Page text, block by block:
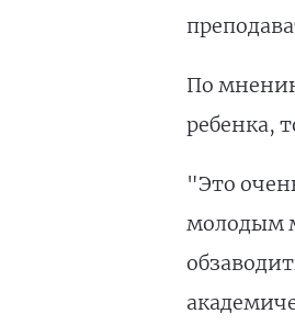
По
ребенка,
"Это
молодым